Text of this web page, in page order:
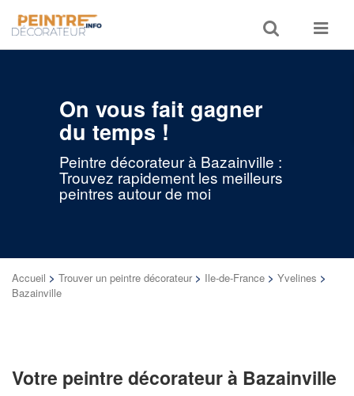
Toggle
search
Toggle
On vous fait gagner
du temps !
Peintre décorateur à Bazainville :
Trouvez rapidement les meilleurs
peintres autour de moi
Accueil > Trouver un peintre décorateur > Ile-de-France > Yvelines >
Bazainville
Votre peintre décorateur à Bazainville